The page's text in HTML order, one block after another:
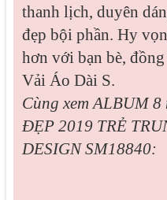
thanh lịch, duyên
đẹp bội phần. Hy
hơn với bạn bè,
Vải Áo Dài S.
Cùng xem ALBUM
ĐẸP 2019 TRẺ
DESIGN SM18840: